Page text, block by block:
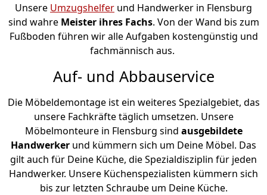
Unsere Umzugshelfer und Handwerker in Flensburg
sind wahre Meister ihres Fachs. Von der Wand bis zum
Fußboden führen wir alle Aufgaben kostengünstig und
fachmännisch aus.
Auf- und Abbauservice
Die Möbeldemontage ist ein weiteres Spezialgebiet, das
unsere Fachkräfte täglich umsetzen. Unsere
Möbelmonteure in Flensburg sind ausgebildete
Handwerker und kümmern sich um Deine Möbel. Das
gilt auch für Deine Küche, die Spezialdisziplin für jeden
Handwerker. Unsere Küchenspezialisten kümmern sich
bis zur letzten Schraube um Deine Küche.